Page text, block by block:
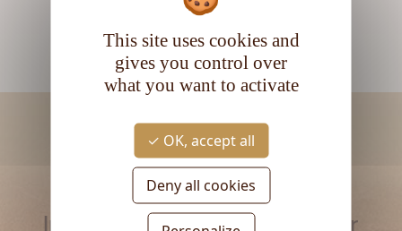
RESTEZ INFORMÉ
Inscrivez-vous à la newsletter
This site uses cookies and
gives you control over
what you want to activate
OK, accept all
Deny all cookies